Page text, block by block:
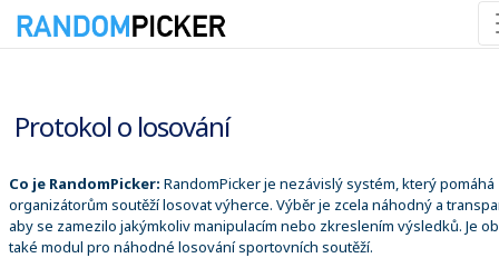
Protokol o losování
Co je RandomPicker: RandomPicker je nezávislý systém, který pomáhá
organizátorům soutěží losovat výherce. Výběr je zcela náhodný a
aby se zamezilo jakýmkoliv manipulacím nebo zkreslením výsledků. Je
také modul pro náhodné losování sportovních soutěží.